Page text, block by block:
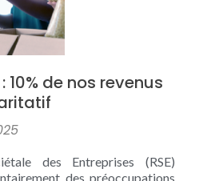
10% de nos revenus
des Entreprises (RSE)
des préoccupations